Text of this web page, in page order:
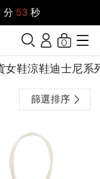
分 52 秒
女鞋涼鞋迪士尼系
0
篩選排序